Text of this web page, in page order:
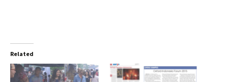
Related